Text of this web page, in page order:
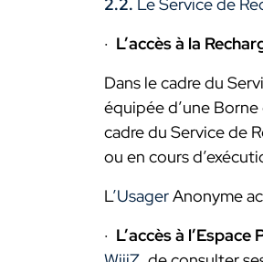
· L’accès à la
Dans le cadre du
équipée d’une Borne
cadre du Service de
ou en cours
L’UsagerAnonyme
· L’accès à l’Espace